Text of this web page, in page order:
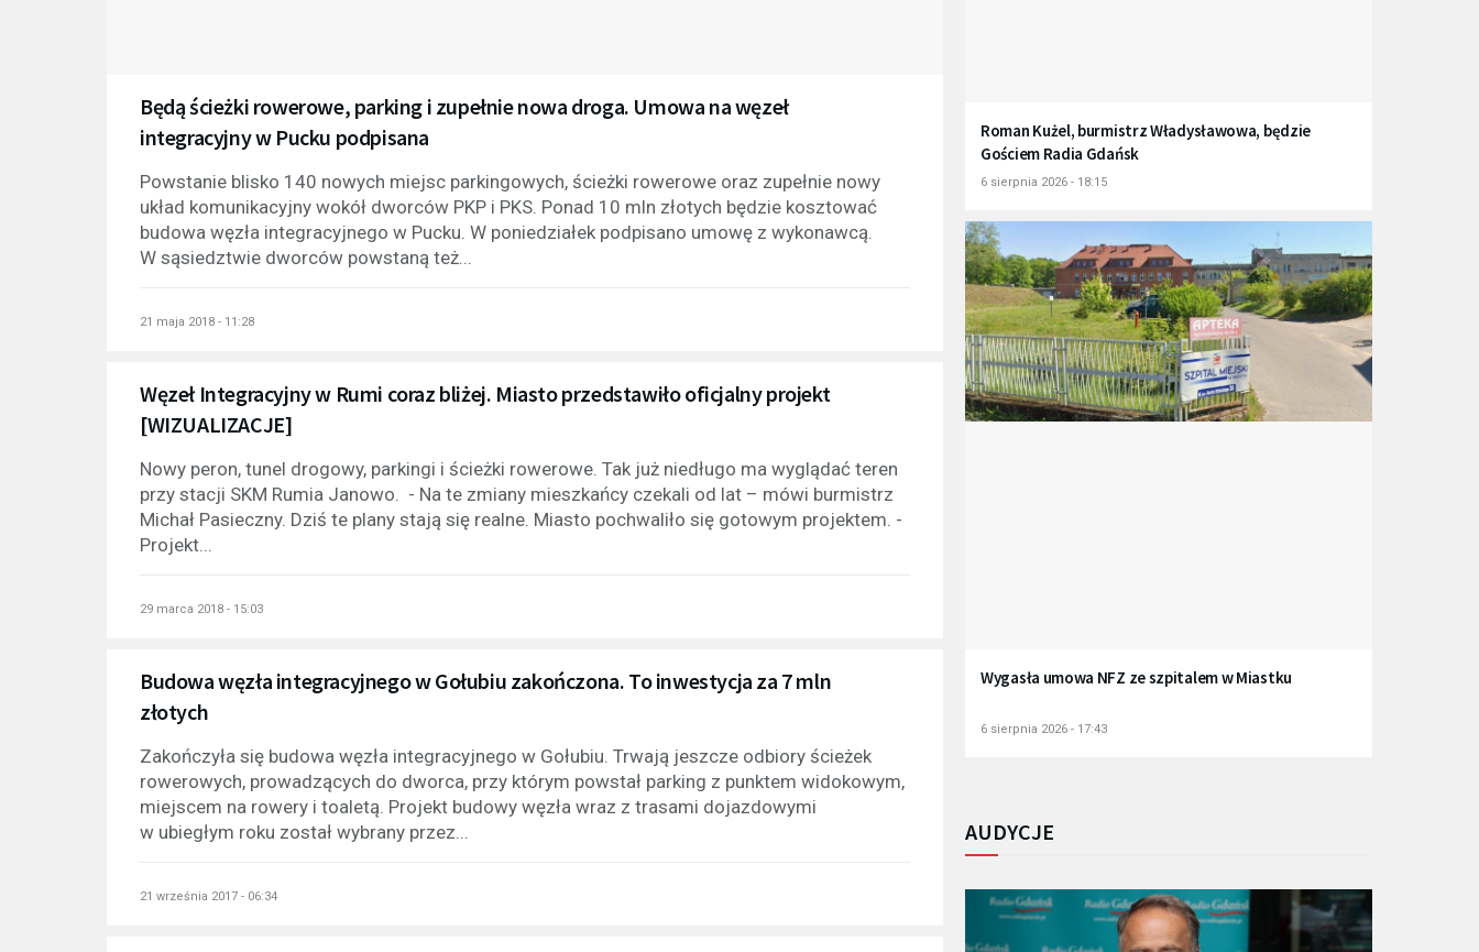
Będą ścieżki rowerowe, parking i zupełnie nowa droga. Umowa na węzeł
integracyjny w Pucku podpisana
Powstanie blisko 140 nowych miejsc parkingowych, ścieżki rowerowe oraz zupełnie nowy
układ komunikacyjny wokół dworców PKP i PKS. Ponad 10 mln złotych będzie kosztować
budowa węzła integracyjnego w Pucku. W poniedziałek podpisano umowę z wykonawcą.
W sąsiedztwie dworców powstaną też...
21 maja 2018 - 11:28
Węzeł Integracyjny w Rumi coraz bliżej. Miasto przedstawiło oficjalny projekt
[WIZUALIZACJE]
Nowy peron, tunel drogowy, parkingi i ścieżki rowerowe. Tak już niedługo ma wyglądać teren
przy stacji SKM Rumia Janowo. - Na te zmiany mieszkańcy czekali od lat – mówi burmistrz
Michał Pasieczny. Dziś te plany stają się realne. Miasto pochwaliło się gotowym projektem. -
Projekt...
29 marca 2018 - 15:03
Budowa węzła integracyjnego w Gołubiu zakończona. To inwestycja za 7 mln
złotych
Zakończyła się budowa węzła integracyjnego w Gołubiu. Trwają jeszcze odbiory ścieżek
rowerowych, prowadzących do dworca, przy którym powstał parking z punktem widokowym,
miejscem na rowery i toaletą. Projekt budowy węzła wraz z trasami dojazdowymi
w ubiegłym roku został wybrany przez...
21 września 2017 - 06:34
Roman Kużel, burmistrz Władysławowa, będzie
Gościem Radia Gdańsk
6 sierpnia 2026 - 18:15
Wygasła umowa NFZ ze szpitalem w Miastku
6 sierpnia 2026 - 17:43
AUDYCJE